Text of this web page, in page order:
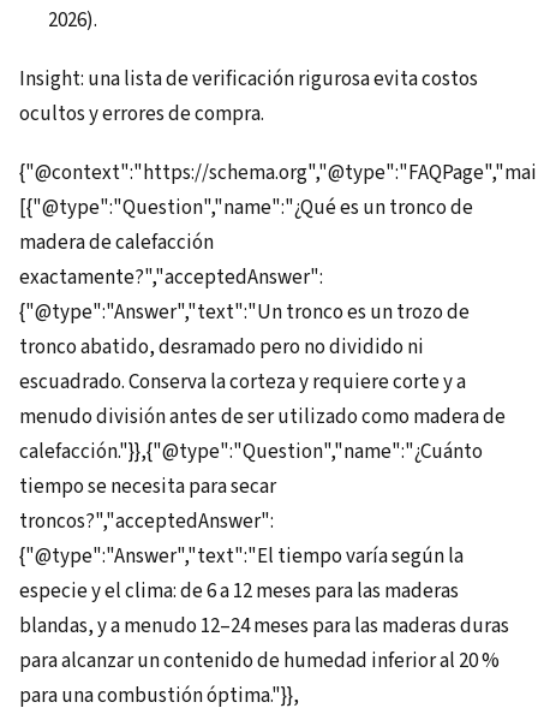
2026).
Insight: una lista de verificación rigurosa evita costos
ocultos y errores de compra.
{"@context":"https://
[{"@type":"Question","name":"¿Qué es un tronco de
madera de calefacción
exactamente?","acceptedAnswer":
{"@type":"Answer","text":"Un tronco es un trozo de
tronco abatido, desramado pero no dividido ni
escuadrado. Conserva la corteza y requiere corte y a
menudo división antes de ser utilizado como madera de
calefacción."}},{"@type":"Question","name":"¿Cuánto
tiempo se necesita para secar
troncos?","acceptedAnswer":
{"@type":"Answer","text":"El tiempo varía según la
especie y el clima: de 6 a 12 meses para las maderas
blandas, y a menudo 12–24 meses para las maderas duras
para alcanzar un contenido de humedad inferior al 20 %
para una combustión óptima."}},